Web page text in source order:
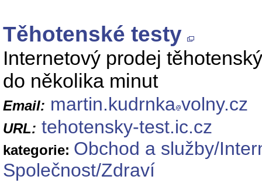
Těhotenské testy
Internetový prodej
do několika minut
Email: martin.kudrnka volny.cz
URL: tehotensky-test.ic.cz
kategorie: Obchod a služby/
Společnost/Zdraví